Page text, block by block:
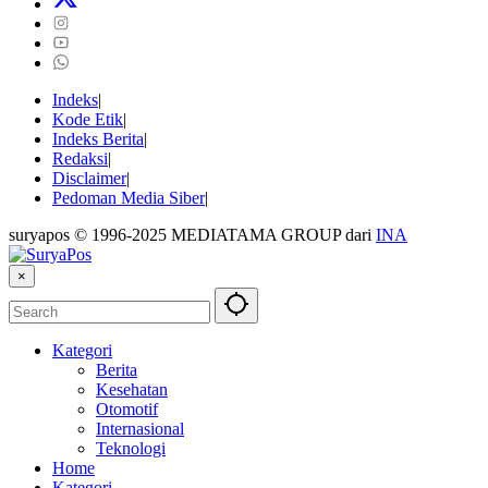
Indeks
Kode Etik
Indeks Berita
Redaksi
Disclaimer
Pedoman Media Siber
suryapos © 1996-2025 MEDIATAMA GROUP dari INA
×
Kategori
Berita
Kesehatan
Otomotif
Internasional
Teknologi
Home